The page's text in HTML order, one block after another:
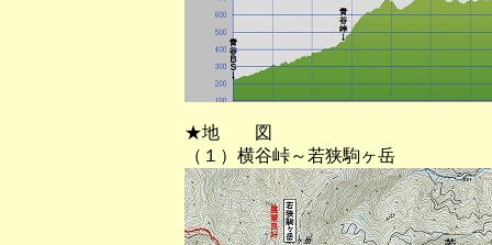
★地 図
（１）横谷峠～若狭駒ヶ岳